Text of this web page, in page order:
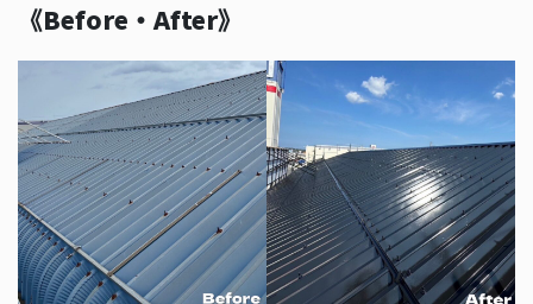
《Before・After》